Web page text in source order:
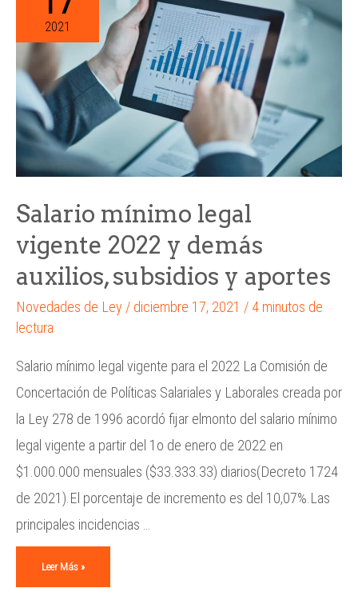
2021
Salario mínimo legal
vigente 2022 y demás
auxilios, subsidios y aportes
Novedades de Ley / diciembre 17, 2021 / 4 minutos de
lectura
Salario mínimo legal vigente para el 2022 La Comisión de
Concertación de Políticas Salariales y Laborales creada por
la Ley 278 de 1996 acordó fijar elmonto del salario mínimo
legal vigente a partir del 1o de enero de 2022 en
$1.000.000 mensuales ($33.333.33) diarios(Decreto 1724
de 2021).El porcentaje de incremento es del 10,07%.Las
principales incidencias …
Leer Más »